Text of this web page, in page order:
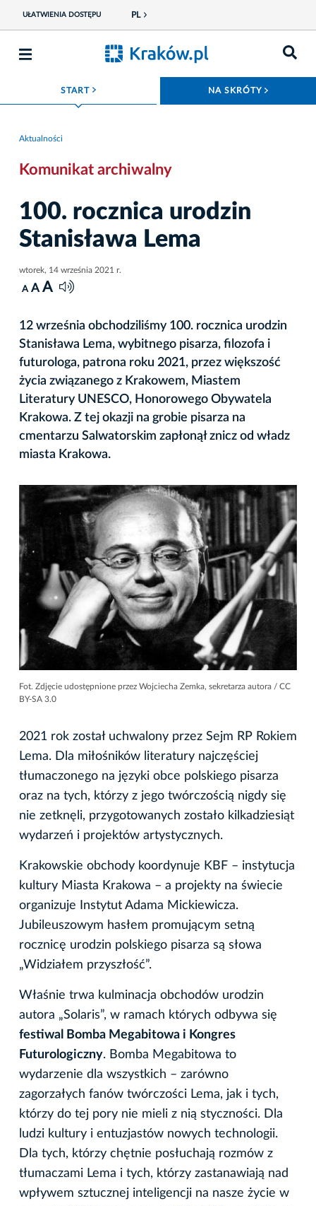
UŁATWIENIA DOSTĘPU PL
START ROZWIŃ MENU NA SKRÓTY
Aktualności
Komunikat archiwalny
100. rocznica urodzin
Stanisława Lema
wtorek, 14 września 2021 r.
A A A
12 września obchodziliśmy 100. rocznica urodzin
Stanisława Lema, wybitnego pisarza, filozofa i
futurologa, patrona roku 2021, przez większość
życia związanego z Krakowem, Miastem
Literatury UNESCO, Honorowego Obywatela
Krakowa. Z tej okazji na grobie pisarza na
cmentarzu Salwatorskim zapłonął znicz od władz
miasta Krakowa.
Fot. Zdjęcie udostępnione przez Wojciecha Zemka, sekretarza autora / CC
BY-SA 3.0
2021 rok został uchwalony przez Sejm RP Rokiem
Lema. Dla miłośników literatury najczęściej
tłumaczonego na języki obce polskiego pisarza
oraz na tych, którzy z jego twórczością nigdy się
nie zetknęli, przygotowanych zostało kilkadziesiąt
wydarzeń i projektów artystycznych.
Krakowskie obchody koordynuje KBF – instytucja
kultury Miasta Krakowa – a projekty na świecie
organizuje Instytut Adama Mickiewicza.
Jubileuszowym hasłem promującym setną
rocznicę urodzin polskiego pisarza są słowa
„Widziałem przyszłość”.
Właśnie trwa kulminacja obchodów urodzin
autora „Solaris”, w ramach których odbywa się
festiwal Bomba Megabitowa i Kongres
Futurologiczny. Bomba Megabitowa to
wydarzenie dla wszystkich – zarówno
zagorzałych fanów twórczości Lema, jak i tych,
którzy do tej pory nie mieli z nią styczności. Dla
ludzi kultury i entuzjastów nowych technologii.
Dla tych, którzy chętnie posłuchają rozmów z
tłumaczami Lema i tych, którzy zastanawiają nad
wpływem sztucznej inteligencji na nasze życie w